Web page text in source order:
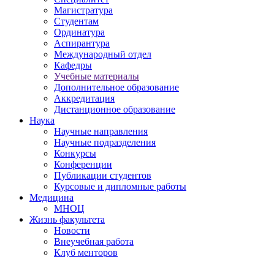
Магистратура
Студентам
Ординатура
Аспирантура
Международный отдел
Кафедры
Учебные материалы
Дополнительное образование
Аккредитация
Дистанционное образование
Наука
Научные направления
Научные подразделения
Конкурсы
Конференции
Публикации студентов
Курсовые и дипломные работы
Медицина
МНОЦ
Жизнь факультета
Новости
Внеучебная работа
Клуб менторов